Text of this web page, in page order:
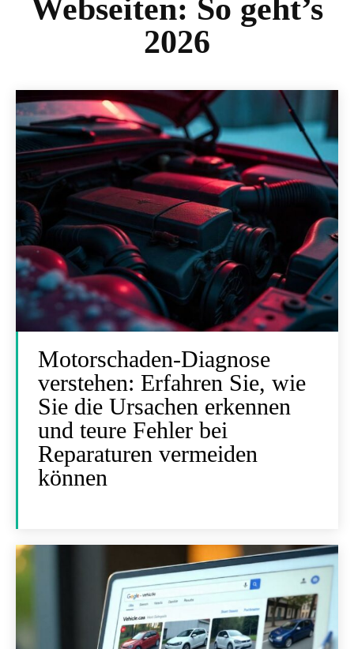
Webseiten: So geht’s
2026
Motorschaden-Diagnose
verstehen: Erfahren Sie, wie
Sie die Ursachen erkennen
und teure Fehler bei
Reparaturen vermeiden
können